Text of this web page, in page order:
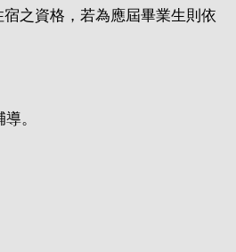
之資格，若為應屆畢業生則依
。